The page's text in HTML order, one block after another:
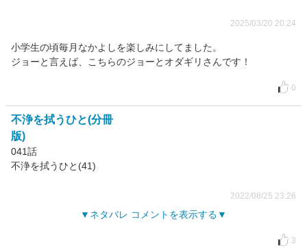
2025/03/20 20:24
小学生の頃毎月なかよしを楽しみにしてました。
ジョーと言えば、こちらのジョーとオダギリさんです！
0
不浄を拭うひと(分冊
版)
041話
不浄を拭うひと(41)
2022/08/25 23:26
ネタバレ コメントを表示する
3